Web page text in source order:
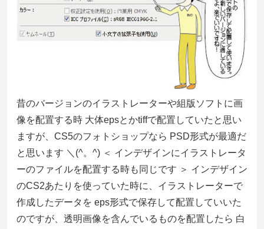
昔のバージョンのイラストレーターや組版ソフトに画
像を配置する時 大体epsとかtiffで配置していたと思い
ますが、CS5のフォトショップなら PSD形式が最適だ
と思います ＼(^。^) ＜ インデザインにイラストレータ
ーのファイルを配置する時も同じです ＞ インデザイン
のCS2あたりを使っていた時に、イラストレーターで
作成したデータを eps形式で保存して配置していいた
のですが、透明画像を含んでいるものを配置したら 白